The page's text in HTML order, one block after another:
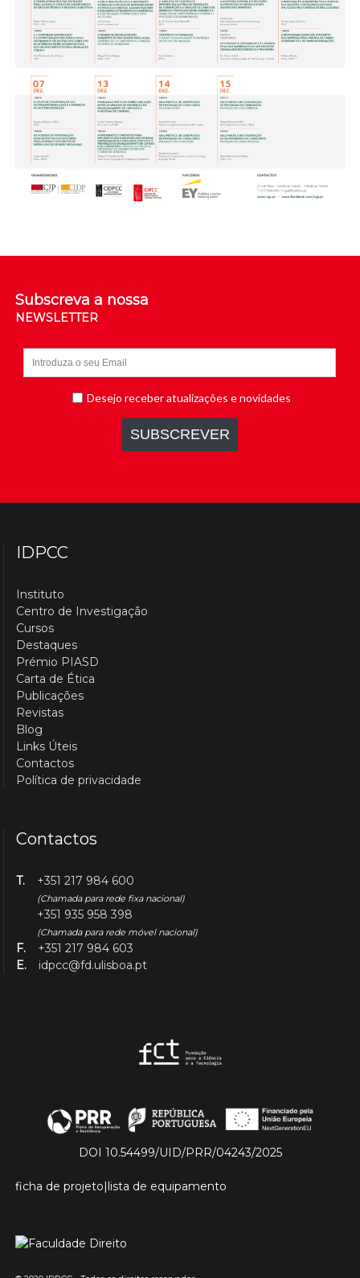
Subscreva a nossa
NEWSLETTER
IDPCC
Instituto
Centro de Investigação
Cursos
Destaques
Prémio PIASD
Carta de Ética
Publicações
Revistas
Blog
Links Úteis
Contactos
Política de privacidade
Contactos
T. +351 217 984 600
(Chamada para rede fixa nacional)
+351 935 958 398
(Chamada para rede móvel nacional)
F.
+351 217 984 603
E.
idpcc@fd.ulisboa.pt
DOI 10.54499/UID/PRR/04243/2025
ficha de projeto|lista de equipamento